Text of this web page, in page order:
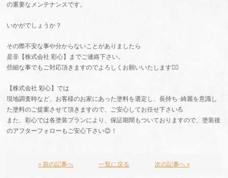
の重要なメンテナンスです。
いかがでしょうか？
その際不安な事や分からないことがありましたら
是非【株式会社 彩心】までご連絡下さい。
些細な事でもご対応頂きますのでよろしくお願いいたします🙇‍♂️
【株式会社 彩心】では
現地調査時など、お客様のお家にあった塗料を選定し、長持ち･綺麗を意識し
た塗料のご提案させて頂きますので、ご安心してお任せ下さい💪
また、彩心では各塗装プランにより、保証期間もついておりますので、塗装後
のアフターフォローもご安心下さい😊！
« 前の記事へ 一覧に戻る 次の記事へ »